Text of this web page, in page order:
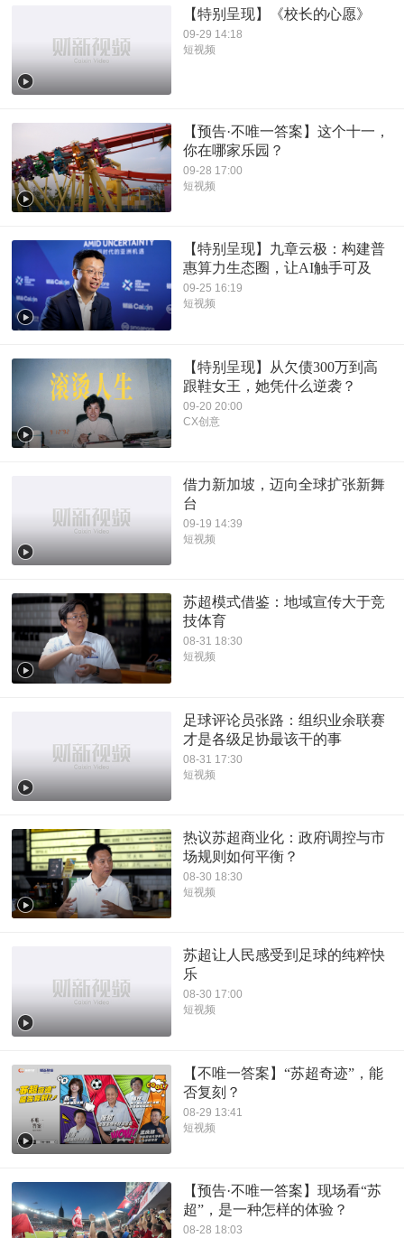
【特别呈现】《校长的心愿》
09-29 14:18
短视频
【预告·不唯一答案】这个十一，
你在哪家乐园？
09-28 17:00
短视频
【特别呈现】九章云极：构建普
惠算力生态圈，让AI触手可及
09-25 16:19
短视频
【特别呈现】从欠债300万到高
跟鞋女王，她凭什么逆袭？
09-20 20:00
CX创意
借力新加坡，迈向全球扩张新舞
台
09-19 14:39
短视频
苏超模式借鉴：地域宣传大于竞
技体育
08-31 18:30
短视频
足球评论员张路：组织业余联赛
才是各级足协最该干的事
08-31 17:30
短视频
热议苏超商业化：政府调控与市
场规则如何平衡？
08-30 18:30
短视频
苏超让人民感受到足球的纯粹快
乐
08-30 17:00
短视频
【不唯一答案】“苏超奇迹”，能
否复刻？
08-29 13:41
短视频
【预告·不唯一答案】现场看“苏
超”，是一种怎样的体验？
08-28 18:03